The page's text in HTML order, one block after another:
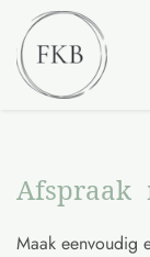
Maak eenvoudig